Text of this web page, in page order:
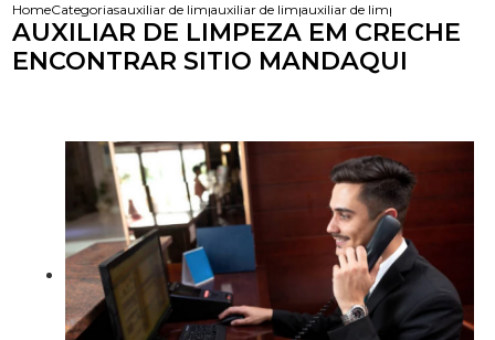
HomeCategoriasauxiliar de limpezaauxiliar de limpeza em escola infantil
auxiliar de limpeza em
AUXILIAR DE LIMPEZA EM CRECHE
ENCONTRAR SITIO MANDAQUI